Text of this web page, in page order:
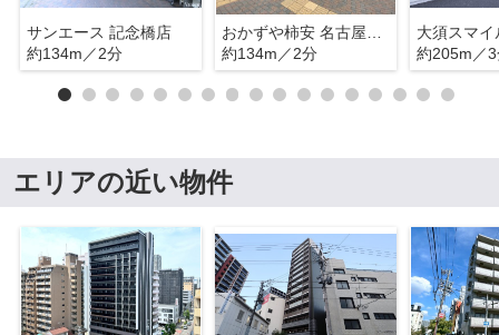
サンエース 記念橋店
約134m／2分
約134m／2分
大須スマイ
約205m／
エリアの近い物件